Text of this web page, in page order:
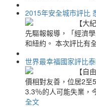
2015年安全城市評比
【大
先驅報報導，「經濟
和紐約。 本次評比有
世界最幸福國家評比
【自
價相對友善，位居2至
3.3％的人可能失業，
全文